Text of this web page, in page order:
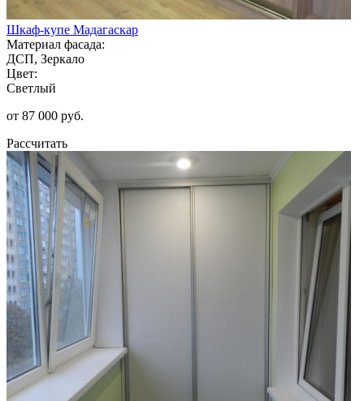
Шкаф-купе Мадагаскар
Материал фасада:
ДСП, Зеркало
Цвет:
Светлый
от 87 000 руб.
Рассчитать